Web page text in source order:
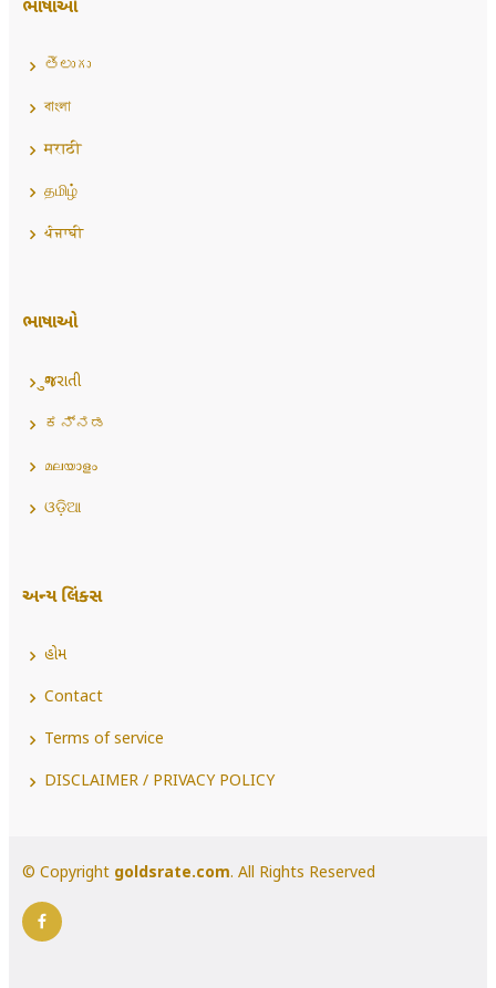
ભાષાઓ
తెలుగు
বাংলা
मराठी
தமிழ்
ਪੰਜਾਬੀ
ભાષાઓ
ગુજરાતી
ಕನ್ನಡ
മലയാളം
ଓଡ଼ିଆ
અન્ય લિંક્સ
હોમ
Contact
Terms of service
DISCLAIMER / PRIVACY POLICY
© Copyright goldsrate.com. All Rights Reserved